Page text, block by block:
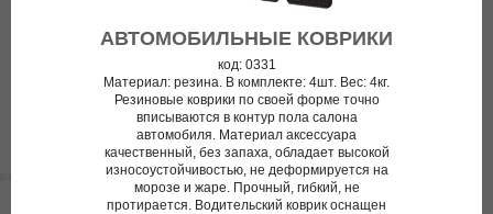
АВТОМОБИЛЬНЫЕ КОВРИКИ
код: 0331
Материал: резина. В комплекте: 4шт. Вес: 4кг.
Резиновые коврики по своей форме точно
вписываются в контур пола салона
автомобиля. Материал аксессуара
качественный, без запаха, обладает высокой
износоустойчивостью, не деформируется на
морозе и жаре. Прочный, гибкий, не
протирается. Водительский коврик оснащен